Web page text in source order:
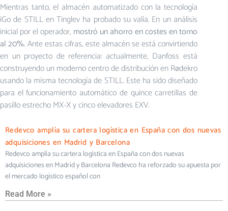
Mientras tanto, el almacén automatizado con la tecnología
iGo de STILL en Tinglev ha probado su valía. En un análisis
inicial por el operador, mostró un ahorro en costes en torno
al 20%.Ante estas cifras, este almacén se está convirtiendo
en un proyecto de referencia: actualmente, Danfoss está
construyendo un moderno centro de distribución en Rødekro
usando la misma tecnología de STILL. Este ha sido diseñado
para el funcionamiento automático de quince carretillas de
pasillo estrecho MX-X y cinco elevadores EXV.
Redevco amplía su cartera logística en España con dos nuevas
adquisiciones en Madrid y Barcelona
Redevco amplía su cartera logística en España con dos nuevas
adquisiciones en Madrid y Barcelona Redevco ha reforzado su apuesta por
el mercado logístico español con
Read More »